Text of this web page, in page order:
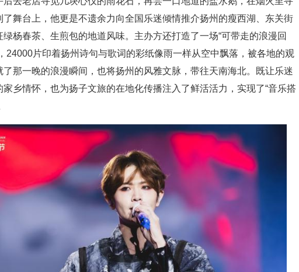
了舞台上，他更是不遗余力向全国乐迷倾情推介扬州的瘦西湖、东关街
杨春茶、生煎包的地道风味。主办方还打造了一场“可带走的浪漫回
24000片印着扬州诗句与歌词的彩纸像雨一样从空中飘落，被各地的观
那一晚的浪漫瞬间，也将扬州的风雅文脉，带往天南海北。既让乐迷
乡情怀，也为扬子文旅的在地化传播注入了鲜活活力，实现了“音乐搭